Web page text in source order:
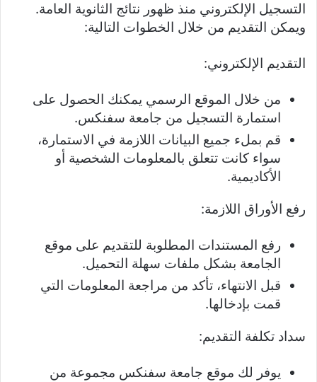
التسجيل الإلكتروني منذ ظهور نتائج الثانوية العامة.
ويمكن التقديم من خلال الخطوات التالية:
التقديم الإلكتروني:
من خلال الموقع الرسمي يمكنك الحصول على
استمارة التسجيل من جامعة سفنكس.
قم بملء جميع البيانات اللازمة في الاستمارة،
سواء كانت تتعلق بالمعلومات الشخصية أو
الأكاديمية.
رفع الأوراق اللازمة:
رفع المستندات المطلوبة للتقديم على موقع
الجامعة بشكل ملفات سهلة التحميل.
قبل الانتهاء، تأكد من مراجعة المعلومات التي
قمت بإدخالها.
سداد تكلفة التقديم:
يوفر لك موقع جامعة سفنكس مجموعة من